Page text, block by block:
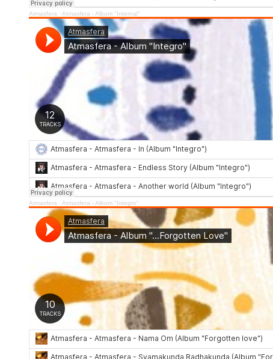
Atmasfera · Atmasfera - Album "Internal"
Atmasfera · Atmasfera - Album "Integro"